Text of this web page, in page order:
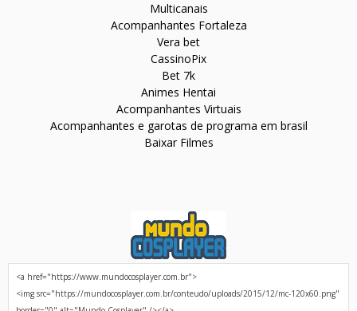
Multicanais
Acompanhantes Fortaleza
Vera bet
CassinoPix
Bet 7k
Animes Hentai
Acompanhantes Virtuais
Acompanhantes e garotas de programa em brasil
Baixar Filmes